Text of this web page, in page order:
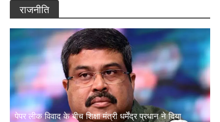
राजनीति
पेपर लीक विवाद के बीच शिक्षा मंत्री धर्मेंद्र प्रधान ने दिया